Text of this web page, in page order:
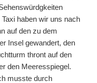
haben wir uns nach
auf den zu dem
Insel gewandert, den
thront auf den
den Meeresspiegel.
musste durch